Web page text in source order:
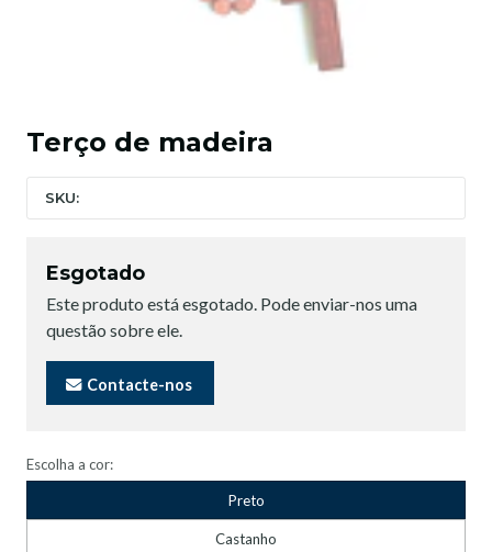
Terço de madeira
SKU:
Esgotado
Este produto está esgotado. Pode enviar-nos uma
questão sobre ele.
Contacte-nos
Escolha a cor:
Preto
Castanho